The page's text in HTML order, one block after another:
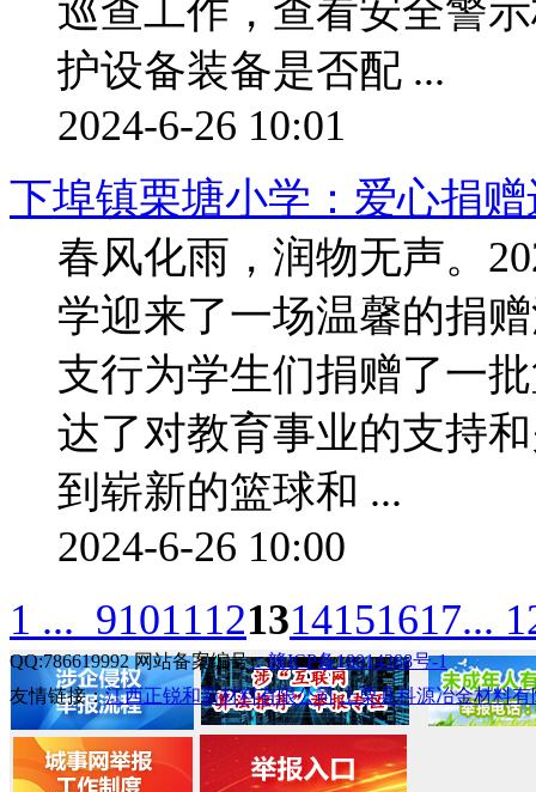
巡查工作，查看安全警
护设备装备是否配 ...
2024-6-26 10:01
下埠镇栗塘小学：爱心捐
春风化雨，润物无声。
学迎来了一场温馨的捐
支行为学生们捐赠了一
达了对教育事业的支持
到崭新的篮球和 ...
2024-6-26 10:00
1 ... 91011121314151617...
QQ:786619992 网站备案编号：赣ICP备18014388号-1
友情链接：江西正锐和新材料有限公司 上栗县科源冶金材料有